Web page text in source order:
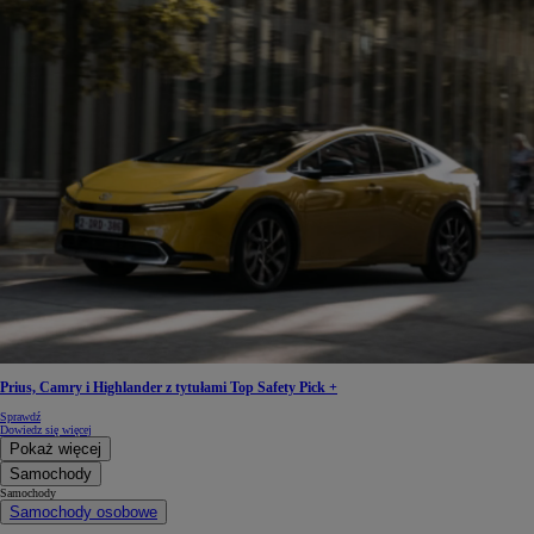
Prius, Camry i Highlander z tytułami Top Safety Pick +
Sprawdź
Dowiedz się więcej
Pokaż więcej
Samochody
Samochody
Samochody osobowe